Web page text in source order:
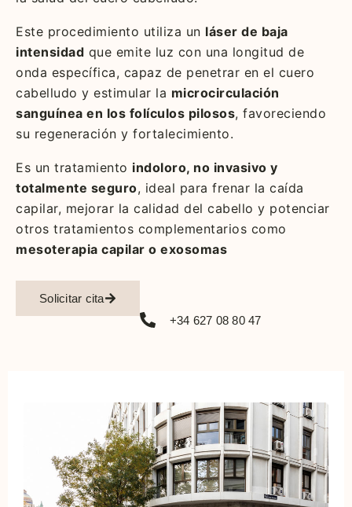
Este procedimiento utiliza un láser de baja
intensidad que emite luz con una longitud de
onda específica, capaz de penetrar en el cuero
cabelludo y estimular la microcirculación
sanguínea en los folículos pilosos, favoreciendo
su regeneración y fortalecimiento.
Es un tratamiento indoloro, no invasivo y
totalmente seguro, ideal para frenar la caída
capilar, mejorar la calidad del cabello y potenciar
otros tratamientos complementarios como
mesoterapia capilar o exosomas
Solicitar cita
+34 627 08 80 47